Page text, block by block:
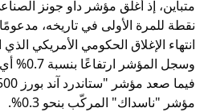
نقطة للمرة الأولى في تاريخه،
انتهاء الإغلاق الحكومي الأمريكي الذي استمر
مؤشر "ناسداك" المركّب بنحو 0.3%.